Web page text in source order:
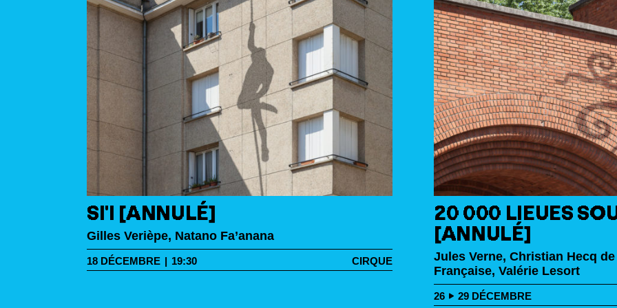
SI'I [ANNULÉ]
Gilles Verièpe, Natano Fa’anana
18DÉCEMBRE | 19:30 CIRQUE
20 000 LIEUES
[ANNULÉ]
Jules Verne, Christian Hecq
Française, Valérie Lesort
26 29DÉCEMBRE